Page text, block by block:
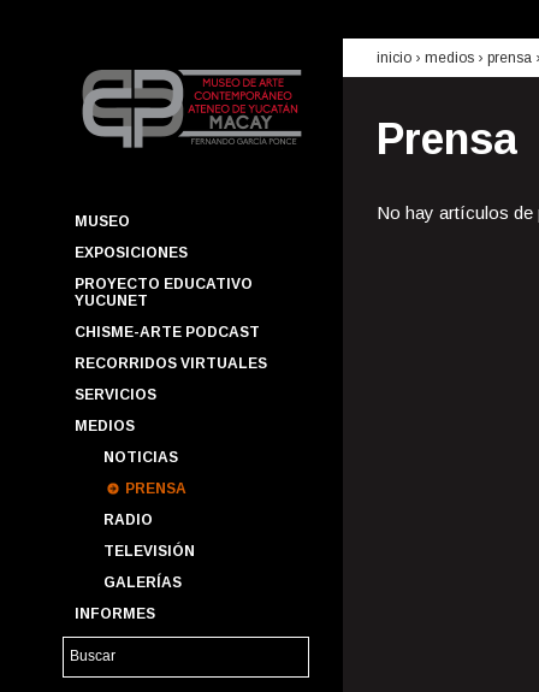
MUSEO
EXPOSICIONES
PROYECTO EDUCATIVO
YUCUNET
CHISME-ARTE PODCAST
RECORRIDOS VIRTUALES
SERVICIOS
MEDIOS
NOTICIAS
PRENSA
RADIO
TELEVISIÓN
GALERÍAS
INFORMES
inicio › medios › prensa
Prensa
No hay artículos de